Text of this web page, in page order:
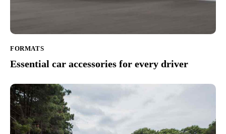
FORMATS
Essential car accessories for every driver